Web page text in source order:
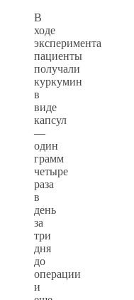
В
ходе
эксперимента
пациенты
получали
куркумин
в
виде
капсул
—
один
грамм
четыре
раза
в
день
за
три
дня
до
операции
и